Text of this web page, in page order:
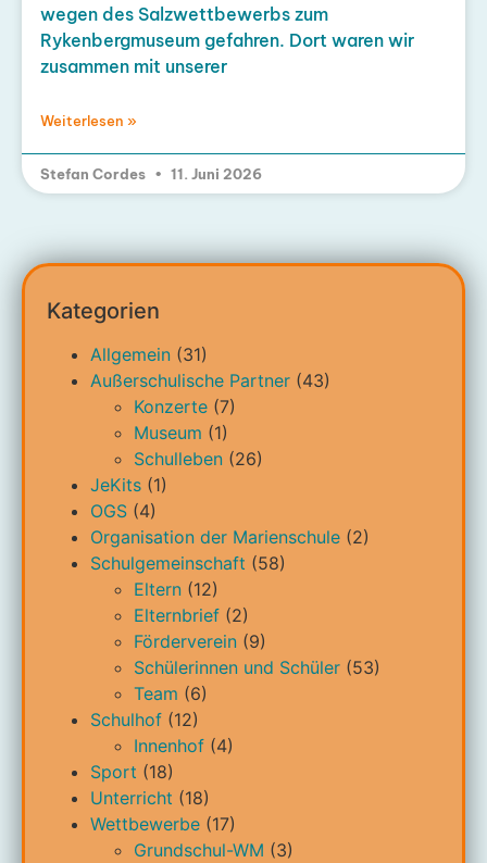
wegen des Salzwettbewerbs zum
Rykenbergmuseum gefahren. Dort waren wir
zusammen mit unserer
Weiterlesen »
Stefan Cordes 11. Juni 2026
Kategorien
Allgemein (31)
Außerschulische Partner (43)
Konzerte (7)
Museum (1)
Schulleben (26)
JeKits (1)
OGS (4)
Organisation der Marienschule (2)
Schulgemeinschaft (58)
Eltern (12)
Elternbrief (2)
Förderverein (9)
Schülerinnen und Schüler (53)
Team (6)
Schulhof (12)
Innenhof (4)
Sport (18)
Unterricht (18)
Wettbewerbe (17)
Grundschul-WM (3)